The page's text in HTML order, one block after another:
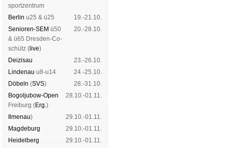
sport­zen­trum
Ber­lin u25 & ü25
19.-21.10.
Senioren-SEM ü50
& ü65 Dres­den-Co­
schütz ( live)
20.-28.10.
Dei­zi­sau
23.-26.10.
Lin­de­nau u8-u14
24.-25.10.
Dö­beln (SVS)
28.-31.10.
Bogoljubow-Open
Frei­burg (Erg.)
28.10.-01.11.
Il­me­nau)
29.10.-01.11.
Mag­de­burg
29.10.-01.11.
Hei­del­berg
29.10.-01.11.